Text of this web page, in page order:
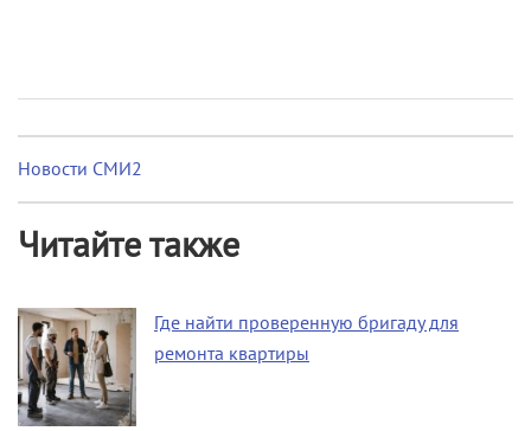
Новости СМИ2
Читайте также
Где найти проверенную бригаду для
ремонта квартиры